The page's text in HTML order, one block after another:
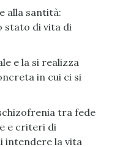
alla santità:
stato di vita di
e la si realizza
in cui ci si
tra fede
e criteri di
intendere la vita